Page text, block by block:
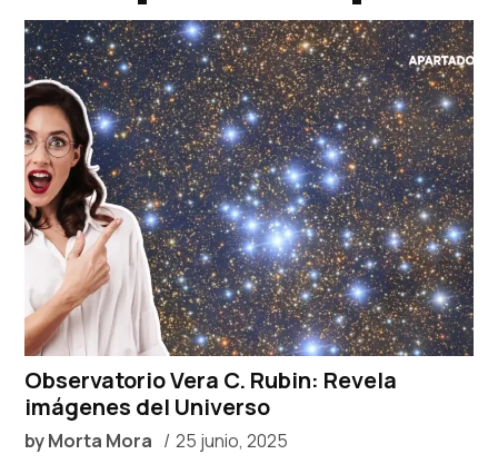
Observatorio Vera C. Rubin: Revela
imágenes del Universo
byMorta Mora 25 junio, 2025